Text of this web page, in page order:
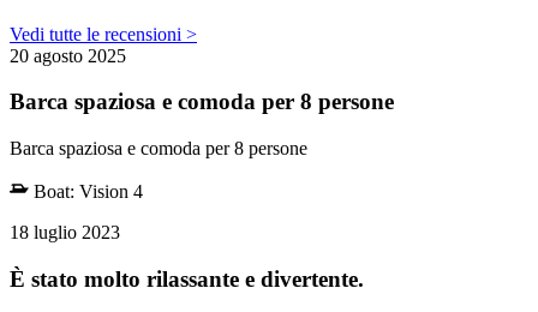
Vedi tutte le recensioni >
20 agosto 2025
Barca spaziosa e comoda per 8 persone
Barca spaziosa e comoda per 8 persone
Boat: Vision 4
18 luglio 2023
È stato molto rilassante e divertente.